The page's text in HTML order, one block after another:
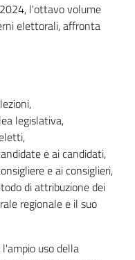
l'ottavo volume
elettorali, affronta
legislativa,
e ai candidati,
e ai consiglieri,
di attribuzione dei
regionale e il suo
uso della